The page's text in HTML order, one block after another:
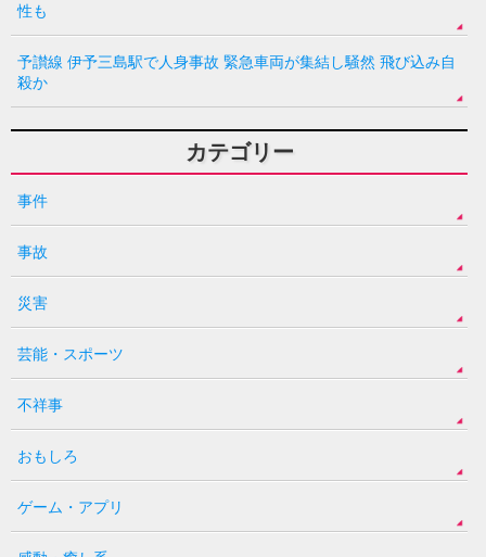
性も
予讃線 伊予三島駅で人身事故 緊急車両が集結し騒然 飛び込み自
殺か
カテゴリー
事件
事故
災害
芸能・スポーツ
不祥事
おもしろ
ゲーム・アプリ